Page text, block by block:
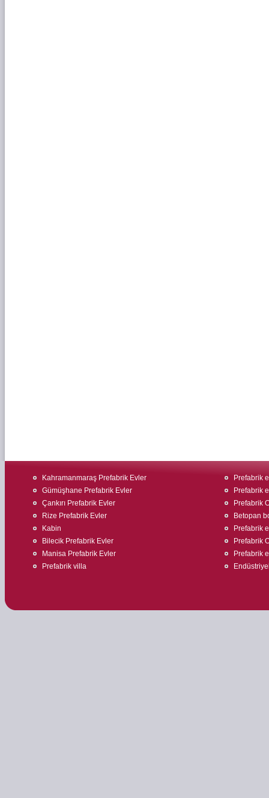
Kahramanmaraş Prefabrik Evler
Gümüşhane Prefabrik Evler
Çankırı Prefabrik Evler
Rize Prefabrik Evler
Kabin
Bilecik Prefabrik Evler
Manisa Prefabrik Evler
Prefabrik villa
Prefabrik
Prefabrik
Prefabrik
Betopan
Prefabrik
Prefabrik
Prefabrik